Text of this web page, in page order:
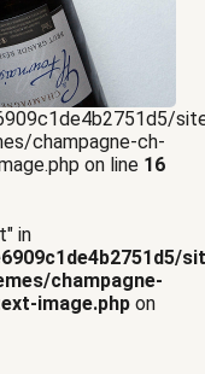
champagne-ch-
on line 16
in
champagne-
image.php on